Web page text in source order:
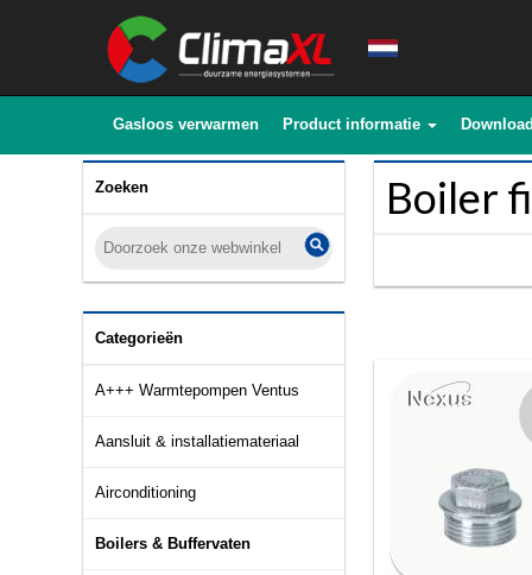
Gasloos verwarmen Product informatie
Zoeken
Categorieën
A+++ Warmtepompen Ventus
Aansluit & installatiemateriaal
Airconditioning
Boilers & Buffervaten
Boiler